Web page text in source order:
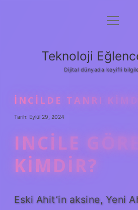
Anasayfa
Yasal Uyarı
menüyü
Teknoloji
Dijital dünyada keyifli
İNCILDE TANRI
Tarih: Eylül 29, 2024
INCILE
KIMDIR?
Eski Ahit’in aksine, Yeni